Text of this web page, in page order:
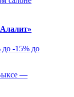
до -15% до